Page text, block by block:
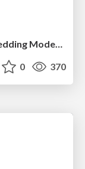
ScalaMatsuri2024: How to Use Embedding Models from Scala
0 370